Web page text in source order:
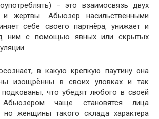
– это взаимосвязь двух
жертвы. Абьюзер насильственными
себе своего партнёра, унижает и
ним с помощью явных или скрытых
в какую крепкую паутину она
изощрённы в своих уловках и так
подкованы, что убедят любого в своей
Абьюзером чаще становятся лица
но женщины такого склада характера